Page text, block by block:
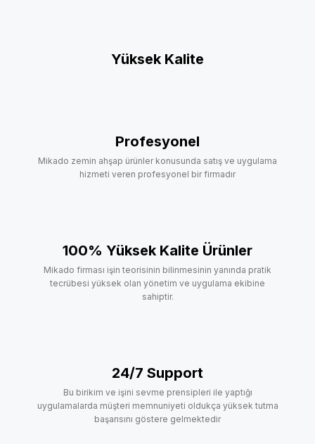
Yüksek Kalite
Profesyonel
Mikado zemin ahşap ürünler konusunda satış ve uygulama
hizmeti veren profesyonel bir firmadır
100% Yüksek Kalite Ürünler
Mikado firması işin teorisinin bilinmesinin yanında pratik
tecrübesi yüksek olan yönetim ve uygulama ekibine
sahiptir.
24/7 Support
Bu birikim ve işini sevme prensipleri ile yaptığı
uygulamalarda müşteri memnuniyeti oldukça yüksek tutma
başarısını göstere gelmektedir